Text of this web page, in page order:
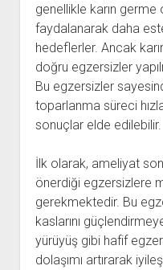
genellikle karın
faydalanarak daha
hedeflerler. Ancak
doğru egzersizler
Bu egzersizler
toparlanma süreci
sonuçlar elde edilebilir.
İlk olarak, ameliyat
önerdiği egzersizlere
gerekmektedir. Bu
kaslarını
yürüyüş gibi hafif
dolaşımı artırarak